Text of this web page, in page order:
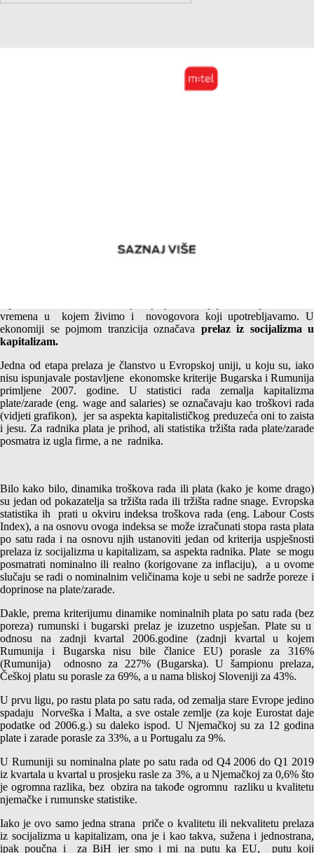
vremena u kojem živimo i novogovora koji upotrebljavamo. U
ekonomiji se pojmom tranzicija označava prelaz iz socijalizma u
kapitalizam.
Jedna od etapa prelaza je članstvo u Evropskoj uniji, u koju su, iako
nisu ispunjavale postavljene ekonomske kriterije Bugarska i Rumunija
primljene 2007. godine. U statistici rada zemalja kapitalizma
plate/zarade (eng. wage and salaries) se označavaju kao troškovi rada
(vidjeti grafikon), jer sa aspekta kapitalističkog preduzeća oni to zaista
i jesu. Za radnika plata je prihod, ali statistika tržišta rada plate/zarade
posmatra iz ugla firme, a ne radnika.
Bilo kako bilo, dinamika troškova rada ili plata (kako je kome drago)
su jedan od pokazatelja sa tržišta rada ili tržišta radne snage. Evropska
statistika ih prati u okviru indeksa troškova rada (eng. Labour Costs
Index), a na osnovu ovoga indeksa se može izračunati stopa rasta plata
po satu rada i na osnovu njih ustanoviti jedan od kriterija uspješnosti
prelaza iz socijalizma u kapitalizam, sa aspekta radnika. Plate se mogu
posmatrati nominalno ili realno (korigovane za inflaciju), a u ovome
slučaju se radi o nominalnim veličinama koje u sebi ne sadrže poreze i
doprinose na plate/zarade.
Dakle, prema kriterijumu dinamike nominalnih plata po satu rada (bez
poreza) rumunski i bugarski prelaz je izuzetno uspješan. Plate su u
odnosu na zadnji kvartal 2006.godine (zadnji kvartal u kojem
Rumunija i Bugarska nisu bile članice EU) porasle za 316%
(Rumunija) odnosno za 227% (Bugarska). U šampionu prelaza,
Češkoj platu su porasle za 69%, a u nama bliskoj Sloveniji za 43%.
U prvu ligu, po rastu plata po satu rada, od zemalja stare Evrope jedino
spadaju Norveška i Malta, a sve ostale zemlje (za koje Eurostat daje
podatke od 2006.g.) su daleko ispod. U Njemačkoj su za 12 godina
plate i zarade porasle za 33%, a u Portugalu za 9%.
U Rumuniji su nominalna plate po satu rada od Q4 2006 do Q1 2019
iz kvartala u kvartal u prosjeku rasle za 3%, a u Njemačkoj za 0,6% što
je ogromna razlika, bez obzira na takođe ogromnu razliku u kvalitetu
njemačke i rumunske statistike.
Iako je ovo samo jedna strana priče o kvalitetu ili nekvalitetu prelaza
iz socijalizma u kapitalizam, ona je i kao takva, sužena i jednostrana,
ipak poučna i za BiH jer smo i mi na putu ka EU, putu koji